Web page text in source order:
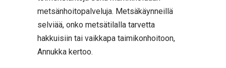
metsänhoitopalveluja. Metsäkäynneillä
selviää, onko metsätilalla tarvetta
hakkuisiin tai vaikkapa taimikonhoitoon,
Annukka kertoo.